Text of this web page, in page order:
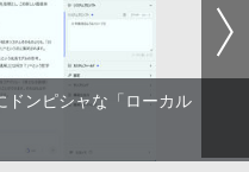
5.4 ノイズキャンセ
時間再生
ドンピシャな「ローカル